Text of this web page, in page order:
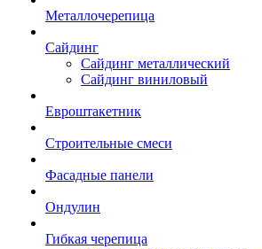
Металлочерепица
Сайдинг
Сайдинг металлический
Сайдинг виниловый
Евроштакетник
Строительные смеси
Фасадные панели
Ондулин
Гибкая черепица